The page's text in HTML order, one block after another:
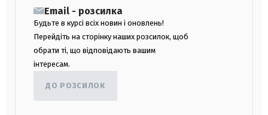
Email - розсилка
Будьте в курсі всіх новин і оновлень!
Перейдіть на сторінку наших розсилок, щоб
обрати ті, що відповідають вашим
інтересам.
ДО РОЗСИЛОК